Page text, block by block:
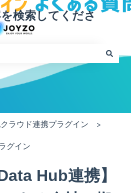
検索してくださ
で、候補はありません。
ラウド連携プラグイン
グイン
Hub連携】